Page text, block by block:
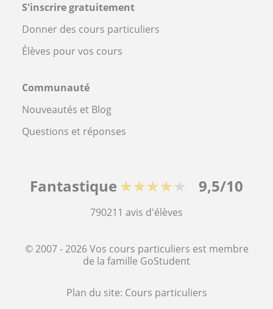
S'inscrire gratuitement
Donner des cours particuliers
Élèves pour vos cours
Communauté
Nouveautés et Blog
Questions et réponses
Fantastique ★★★★★ 9,5/10
790211 avis d'élèves
© 2007 - 2026 Vos cours particuliers est membre
de la famille GoStudent
Plan du site: Cours particuliers